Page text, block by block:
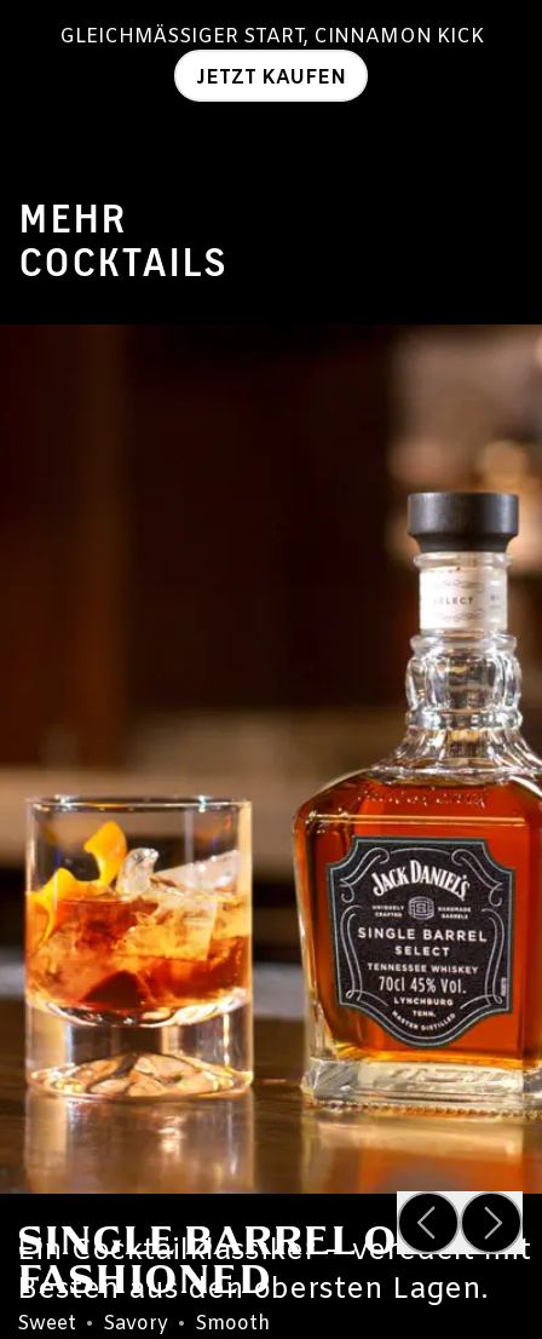
GLEICHMÄSSIGER START, CINNAMON KICK
JETZT KAUFEN
MEHR
COCKTAILS
SINGLE BARREL OLD
FASHIONED
Ein Cocktailklassiker – veredelt mit
Besten aus den obersten Lagen.
Sweet • Savory • Smooth